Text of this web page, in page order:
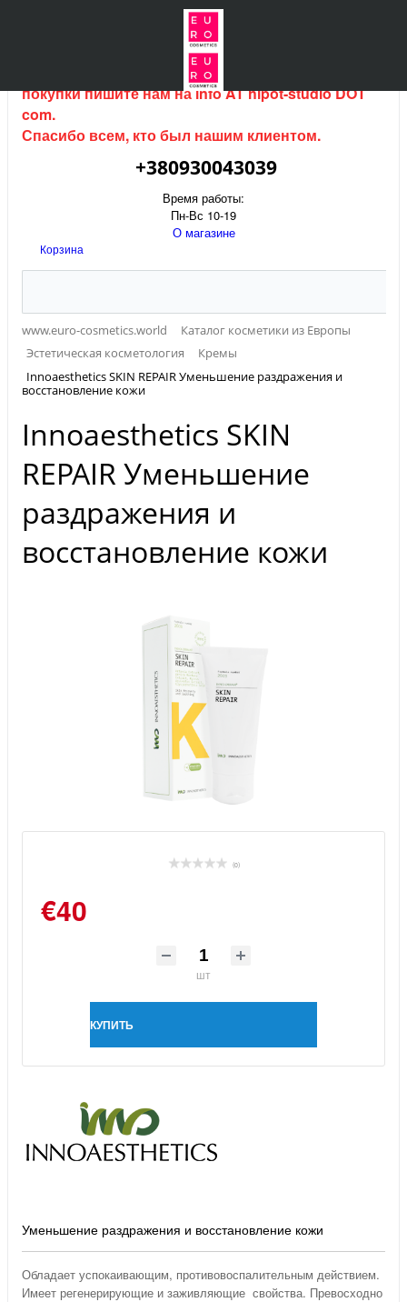
Интернет магазин (данный сайт) продается, для
покупки пишите нам наinfo AT hipot-studio DOT
com.
Спасибо всем, кто был нашим клиентом.
+380930043039
Время работы:
Пн-Вс 10-19
О магазине
Корзина
www.euro-cosmetics.world
Каталог косметики из Европы
Эстетическая косметология
Кремы
Innoaesthetics SKIN REPAIR Уменьшение раздражения и
восстановление кожи
Innoaesthetics SKIN
REPAIR Уменьшение
раздражения и
восстановление кожи
(0)
€40
шт
КУПИТЬ
Уменьшение раздражения и восстановление кожи
Обладает успокаивающим, противовоспалительным действием.
Имеет регенерирующие и заживляющие свойства. Превосходно